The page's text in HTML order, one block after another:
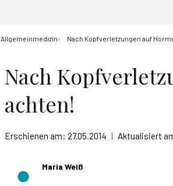
Allgemeinmedizin Nach Kopfverletzungen auf
Nach
achten!
Erschienen am: 27.05.2014 | Aktualisiert
Maria Weiß